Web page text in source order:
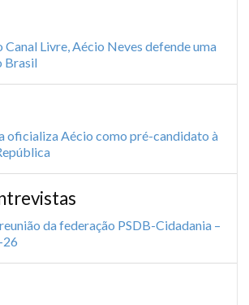
Canal Livre, Aécio Neves defende uma
Brasil
oficializa Aécio como pré-candidato à
da federação PSDB-Cidadania –
26